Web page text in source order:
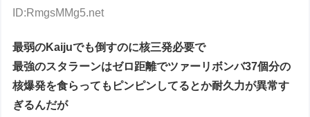
ID:RmgsMMg5.net
最弱のKaijuでも倒すのに核三発必要で
最強のスタラーンはゼロ距離でツァーリボンバ37個分の
核爆発を食らってもピンピンしてるとか耐久力が異常す
ぎるんだが